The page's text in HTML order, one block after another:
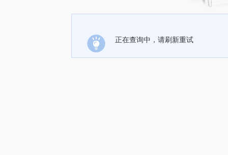
正在查询中，请刷新重试